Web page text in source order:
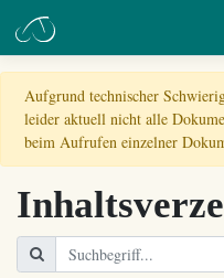
Aufgrund technischer
leider aktuell nicht alle
beim Aufrufen einzelner